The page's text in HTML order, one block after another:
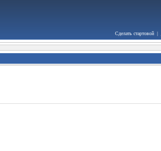
Сделать стартовой |